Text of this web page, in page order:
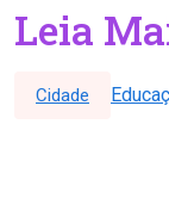
Leia
Cidade